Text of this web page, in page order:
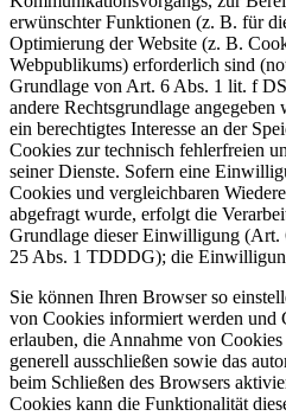
erwünschter Funktionen (z. B. für
Optimierung der Website (z. B.
Webpublikums) erforderlich sind
Grundlage von Art. 6 Abs. 1 lit. f
andere Rechtsgrundlage
ein berechtigtes Interesse an der
Cookies zur technisch fehlerfreien
seiner Dienste. Sofern eine
Cookies und vergleichbaren
abgefragt wurde, erfolgt die
Grundlage dieser Einwilligung
25 Abs. 1 TDDDG); die
Sie können Ihren Browser so
von Cookies informiert werden und
erlauben, die Annahme von
generell ausschließen sowie das
beim Schließen des Browsers
Cookies kann die Funktionalität